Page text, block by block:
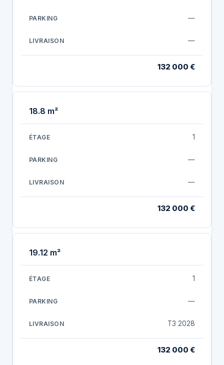
—
—
132 000 €
18.8 m²
1
—
—
132 000 €
19.12 m²
1
—
T3 2028
132 000 €